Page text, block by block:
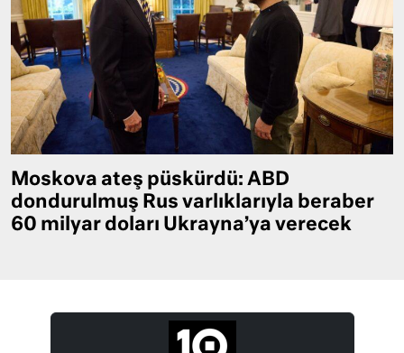
Moskova ateş püskürdü: ABD
dondurulmuş Rus varlıklarıyla beraber
60 milyar doları Ukrayna’ya verecek